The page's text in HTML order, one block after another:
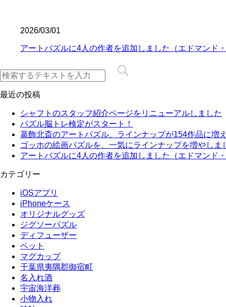
2026/03/01
アートパズルに4人の作者を追加しました（エドマンド・
最近の投稿
シャフトのスタッフ紹介ページをリニューアルしました
パズル脳トレ検定がスタート！
葛飾北斎のアートパズル、ラインナップが154作品に増
ゴッホの絵画パズルを、一気にラインナップを増やしま
アートパズルに4人の作者を追加しました（エドマンド・
カテゴリー
iOSアプリ
iPhoneケース
オリジナルグッズ
ジグソーパズル
ディフューザー
ペット
マグカップ
千葉県夷隅郡御宿町
名入れ酒
宇宙海洋葬
小物入れ